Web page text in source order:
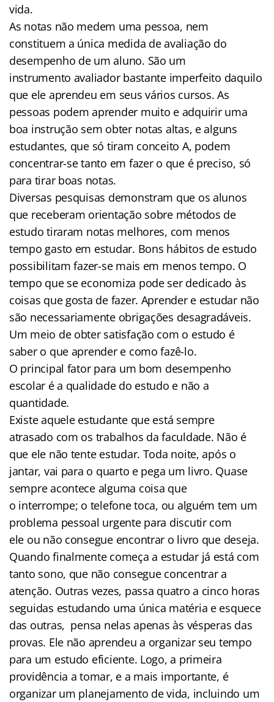
vida.
As notas não medem uma pessoa, nem
constituem a única medida de avaliação do
desempenho de um aluno. São um
instrumento avaliador bastante imperfeito daquilo
que ele aprendeu em seus vários cursos. As
pessoas podem aprender muito e adquirir uma
boa instrução sem obter notas altas, e alguns
estudantes, que só tiram conceito A, podem
concentrar-se tanto em fazer o que é preciso, só
para tirar boas notas.
Diversas pesquisas demonstram que os alunos
que receberam orientação sobre métodos de
estudo tiraram notas melhores, com menos
tempo gasto em estudar. Bons hábitos de estudo
possibilitam fazer-se mais em menos tempo. O
tempo que se economiza pode ser dedicado às
coisas que gosta de fazer. Aprender e estudar não
são necessariamente obrigações desagradáveis.
Um meio de obter satisfação com o estudo é
saber o que aprender e como fazê-lo.
O principal fator para um bom desempenho
escolar é a qualidade do estudo e não a
quantidade.
Existe aquele estudante que está sempre
atrasado com os trabalhos da faculdade. Não é
que ele não tente estudar. Toda noite, após o
jantar, vai para o quarto e pega um livro. Quase
sempre acontece alguma coisa que
o interrompe; o telefone toca, ou alguém tem um
problema pessoal urgente para discutir com
ele ou não consegue encontrar o livro que deseja.
Quando finalmente começa a estudar já está com
tanto sono, que não consegue concentrar a
atenção. Outras vezes, passa quatro a cinco horas
seguidas estudando uma única matéria e esquece
das outras, pensa nelas apenas às vésperas das
provas. Ele não aprendeu a organizar seu tempo
para um estudo eficiente. Logo, a primeira
providência a tomar, e a mais importante, é
organizar um planejamento de vida, incluindo um